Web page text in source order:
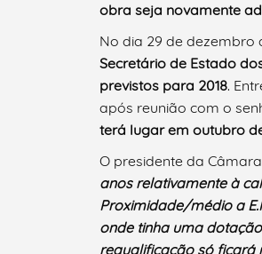
Termo
obra seja novamente
No dia 29 de dezembro
Secretário de Estado
previstos para 2018.
após reunião com o
terá lugar em outubro
O presidente da
anos relativamente à
Proximidade/médio a
onde tinha uma
requalificação só ficará